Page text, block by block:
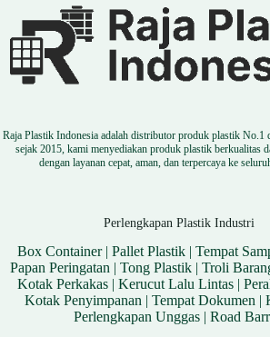
Raja Plastik Indonesia adalah distributor produk plastik No.1
sejak 2015, kami menyediakan produk plastik berkualitas
dengan layanan cepat, aman, dan terpercaya ke
Perlengkapan Plastik Industri
Box Container| Pallet Plastik| Tempat
Papan Peringatan |Tong Plastik |Troli
Kotak Perkakas| Kerucut Lalu Lintas|
Kotak Penyimpanan | Tempat Dokumen |
Perlengkapan Unggas |Road